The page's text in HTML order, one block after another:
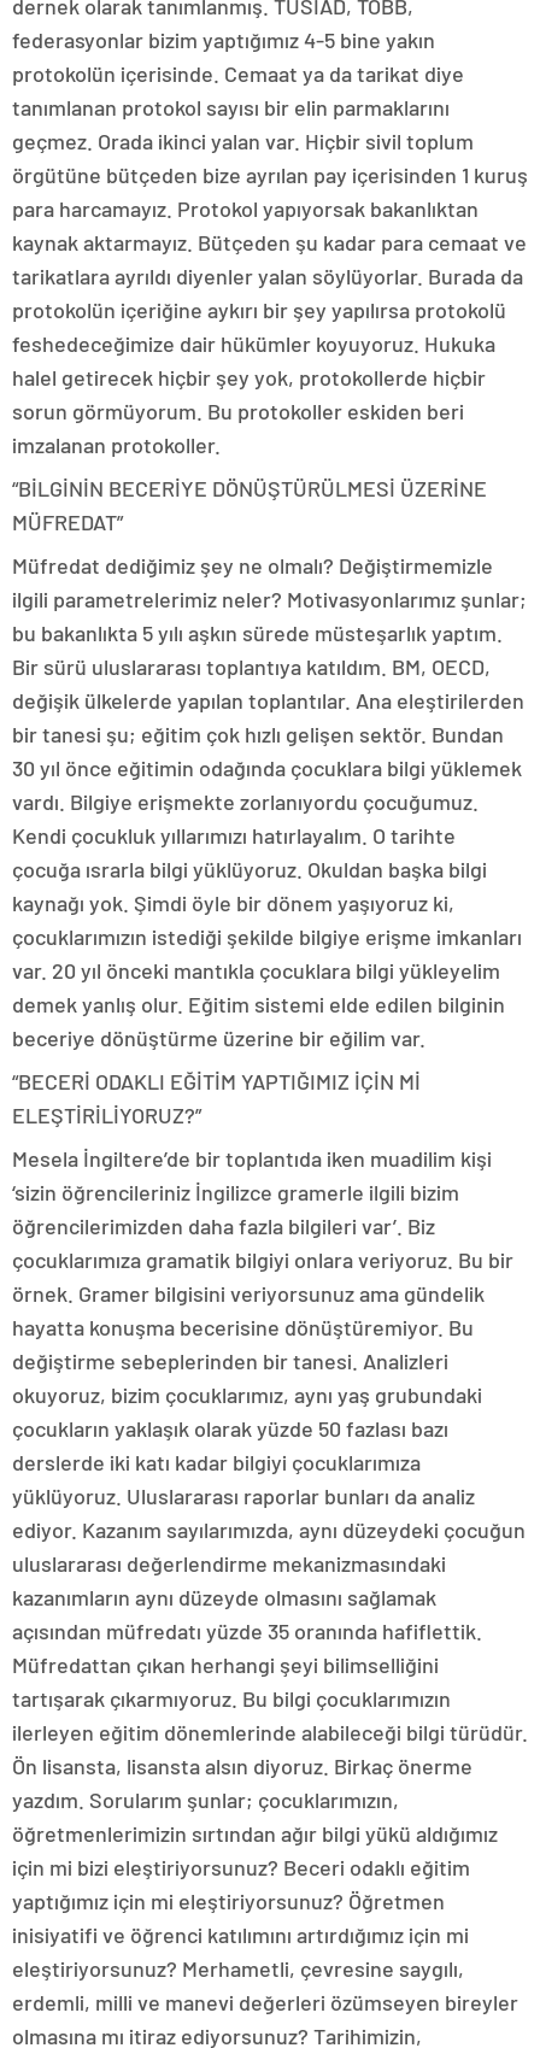
dernek olarak tanımlanmış. TÜSİAD, TOBB,
federasyonlar bizim yaptığımız 4-5 bine yakın
protokolün içerisinde. Cemaat ya da tarikat diye
tanımlanan protokol sayısı bir elin parmaklarını
geçmez. Orada ikinci yalan var. Hiçbir sivil toplum
örgütüne bütçeden bize ayrılan pay içerisinden 1 kuruş
para harcamayız. Protokol yapıyorsak bakanlıktan
kaynak aktarmayız. Bütçeden şu kadar para cemaat ve
tarikatlara ayrıldı diyenler yalan söylüyorlar. Burada da
protokolün içeriğine aykırı bir şey yapılırsa protokolü
feshedeceğimize dair hükümler koyuyoruz. Hukuka
halel getirecek hiçbir şey yok, protokollerde hiçbir
sorun görmüyorum. Bu protokoller eskiden beri
imzalanan protokoller.
“BİLGİNİN BECERİYE DÖNÜŞTÜRÜLMESİ ÜZERİNE
MÜFREDAT”
Müfredat dediğimiz şey ne olmalı? Değiştirmemizle
ilgili parametrelerimiz neler? Motivasyonlarımız şunlar;
bu bakanlıkta 5 yılı aşkın sürede müsteşarlık yaptım.
Bir sürü uluslararası toplantıya katıldım. BM, OECD,
değişik ülkelerde yapılan toplantılar. Ana eleştirilerden
bir tanesi şu; eğitim çok hızlı gelişen sektör. Bundan
30 yıl önce eğitimin odağında çocuklara bilgi yüklemek
vardı. Bilgiye erişmekte zorlanıyordu çocuğumuz.
Kendi çocukluk yıllarımızı hatırlayalım. O tarihte
çocuğa ısrarla bilgi yüklüyoruz. Okuldan başka bilgi
kaynağı yok. Şimdi öyle bir dönem yaşıyoruz ki,
çocuklarımızın istediği şekilde bilgiye erişme imkanları
var. 20 yıl önceki mantıkla çocuklara bilgi yükleyelim
demek yanlış olur. Eğitim sistemi elde edilen bilginin
beceriye dönüştürme üzerine bir eğilim var.
“BECERİ ODAKLI EĞİTİM YAPTIĞIMIZ İÇİN Mİ
ELEŞTİRİLİYORUZ?”
Mesela İngiltere’de bir toplantıda iken muadilim kişi
‘sizin öğrencileriniz İngilizce gramerle ilgili bizim
öğrencilerimizden daha fazla bilgileri var’. Biz
çocuklarımıza gramatik bilgiyi onlara veriyoruz. Bu bir
örnek. Gramer bilgisini veriyorsunuz ama gündelik
hayatta konuşma becerisine dönüştüremiyor. Bu
değiştirme sebeplerinden bir tanesi. Analizleri
okuyoruz, bizim çocuklarımız, aynı yaş grubundaki
çocukların yaklaşık olarak yüzde 50 fazlası bazı
derslerde iki katı kadar bilgiyi çocuklarımıza
yüklüyoruz. Uluslararası raporlar bunları da analiz
ediyor. Kazanım sayılarımızda, aynı düzeydeki çocuğun
uluslararası değerlendirme mekanizmasındaki
kazanımların aynı düzeyde olmasını sağlamak
açısından müfredatı yüzde 35 oranında hafiflettik.
Müfredattan çıkan herhangi şeyi bilimselliğini
tartışarak çıkarmıyoruz. Bu bilgi çocuklarımızın
ilerleyen eğitim dönemlerinde alabileceği bilgi türüdür.
Ön lisansta, lisansta alsın diyoruz. Birkaç önerme
yazdım. Sorularım şunlar; çocuklarımızın,
öğretmenlerimizin sırtından ağır bilgi yükü aldığımız
için mi bizi eleştiriyorsunuz? Beceri odaklı eğitim
yaptığımız için mi eleştiriyorsunuz? Öğretmen
inisiyatifi ve öğrenci katılımını artırdığımız için mi
eleştiriyorsunuz? Merhametli, çevresine saygılı,
erdemli, milli ve manevi değerleri özümseyen bireyler
olmasına mı itiraz ediyorsunuz? Tarihimizin,